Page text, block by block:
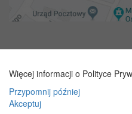
Więcej informacji o Polityce
Przypomnij później
Akceptuj